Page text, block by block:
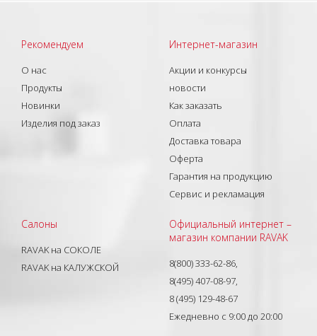
Рекомендуем
О нас
Продукты
Новинки
Изделия под заказ
Интернет-магазин
Акции и конкурсы
новости
Как заказать
Оплата
Доставка товара
Оферта
Гарантия на продукцию
Сервис и рекламация
Салоны
RAVAK на СОКОЛЕ
RAVAK на КАЛУЖСКОЙ
Официальный интернет –
магазин компании RAVAK
8(800) 333-62-86,
8(495) 407-08-97,
8 (495) 129-48-67
Ежедневно с 9:00 до 20:00